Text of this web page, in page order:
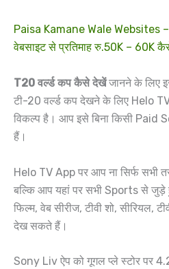
Paisa Kamane Wale Websites
वेबसाइट से प्रतिमाह रु.50K – 60K
T20 वर्ल्ड कप कैसे देखेंजानने के लिए
टी-20 वर्ल्ड कप देखने के लिए Helo
विकल्प है। आप इसे बिना किसी
हैं।
Helo TV App पर आप ना सिर्फ
बल्कि आप यहां पर सभी Sports से जुड़े
फिल्म, वेब सीरीज, टीवी शो, सीरियल,
देख सकते हैं।
Sony Liv ऐप को गूगल प्ले स्टोर पर